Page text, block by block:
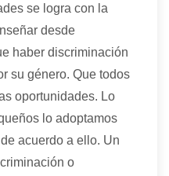
se logra con la
desde
haber discriminación
su género. Que todos
oportunidades. Lo
lo adoptamos
acuerdo a ello. Un
o